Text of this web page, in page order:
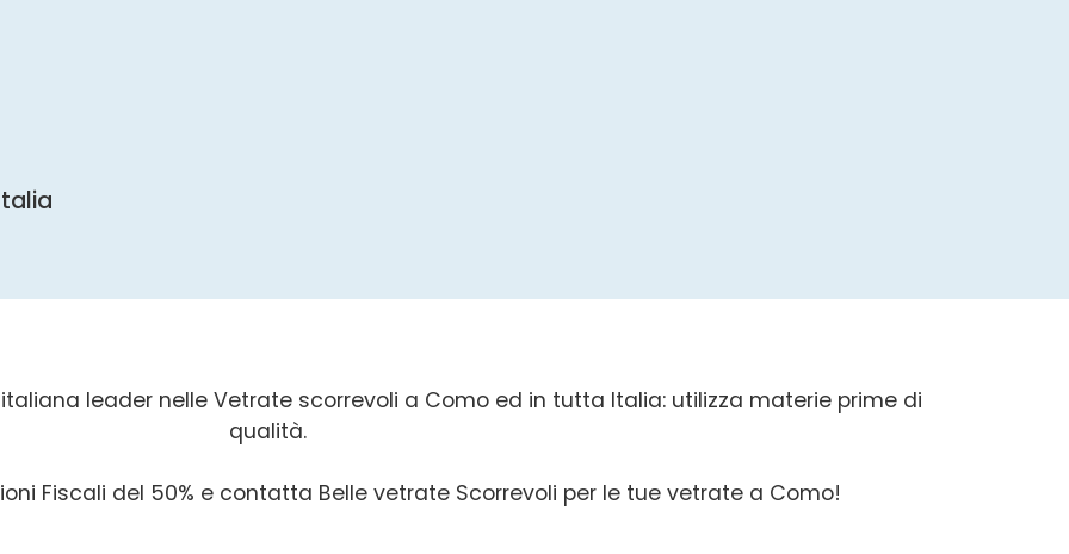
leader nelle Vetrate scorrevoli a Como ed in tutta Italia: utilizza materie prime di
qualità.
Fiscali del 50% e contatta Belle vetrate Scorrevoli per le tue vetrate a Como!